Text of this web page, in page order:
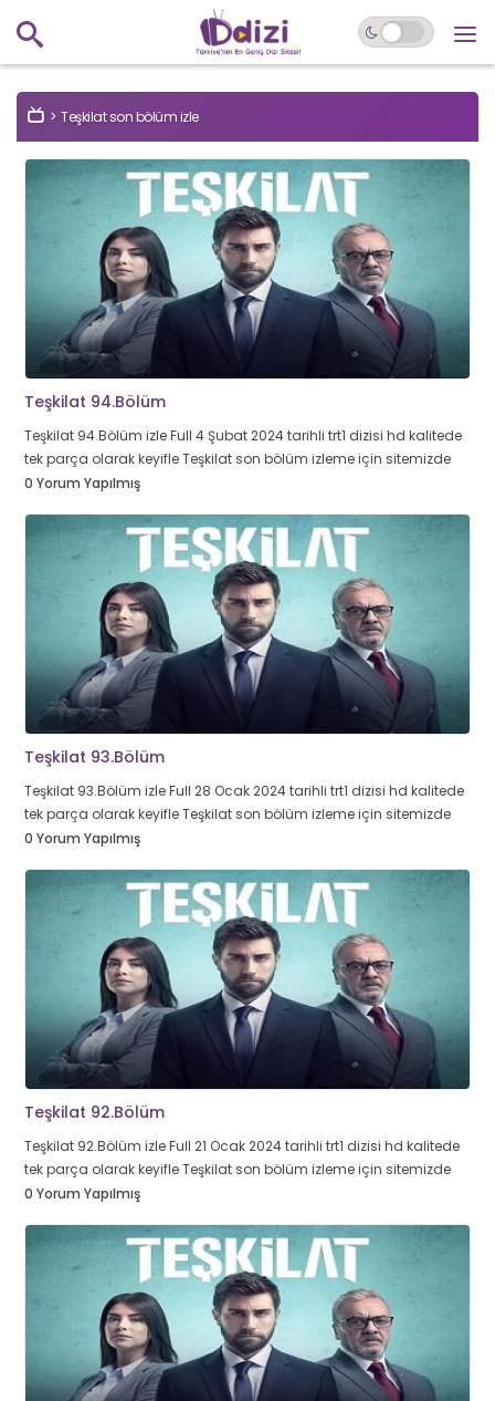
Teşkilat son bölüm izle
Teşkilat 94.Bölüm
Teşkilat 94.Bölüm izle Full 4 Şubat 2024 tarihli trt1 dizisi hd kalitede
tek parça olarak keyifle Teşkilat son bölüm izleme için sitemizde
0 Yorum Yapılmış
Teşkilat 93.Bölüm
Teşkilat 93.Bölüm izle Full 28 Ocak 2024 tarihli trt1 dizisi hd kalitede
tek parça olarak keyifle Teşkilat son bölüm izleme için sitemizde
0 Yorum Yapılmış
Teşkilat 92.Bölüm
Teşkilat 92.Bölüm izle Full 21 Ocak 2024 tarihli trt1 dizisi hd kalitede
tek parça olarak keyifle Teşkilat son bölüm izleme için sitemizde
0 Yorum Yapılmış